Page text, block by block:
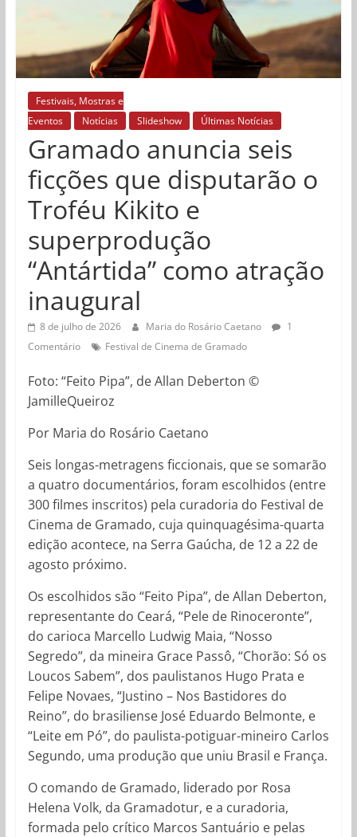
Festivais, Mostras e
Eventos
Notícias Slideshow Últimas Notícias
Gramado anuncia seis
ficções que disputarão o
Troféu Kikito e
superprodução
“Antártida” como atração
inaugural
8 de julho de 2026 Maria do Rosário Caetano
1
Comentário
Festival de Cinema de Gramado
Foto: “Feito Pipa”, de Allan Deberton ©
JamilleQueiroz
Por Maria do Rosário Caetano
Seis longas-metragens ficcionais, que se somarão
a quatro documentários, foram escolhidos (entre
300 filmes inscritos) pela curadoria do Festival de
Cinema de Gramado, cuja quinquagésima-quarta
edição acontece, na Serra Gaúcha, de 12 a 22 de
agosto próximo.
Os escolhidos são “Feito Pipa”, de Allan Deberton,
representante do Ceará, “Pele de Rinoceronte”,
do carioca Marcello Ludwig Maia, “Nosso
Segredo”, da mineira Grace Passô, “Chorão: Só os
Loucos Sabem”, dos paulistanos Hugo Prata e
Felipe Novaes, “Justino – Nos Bastidores do
Reino”, do brasiliense José Eduardo Belmonte, e
“Leite em Pó”, do paulista-potiguar-mineiro Carlos
Segundo, uma produção que uniu Brasil e França.
O comando de Gramado, liderado por Rosa
Helena Volk, da Gramadotur, e a curadoria,
formada pelo crítico Marcos Santuário e pelas